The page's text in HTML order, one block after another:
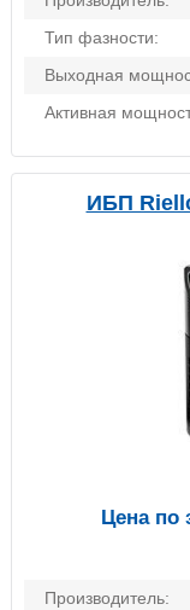
Тип фазности:
Выходная
Активная
ИБП
Производитель:
Цена по